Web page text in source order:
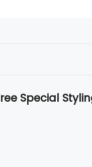
Special